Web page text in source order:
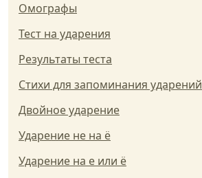
Омографы
Тест на ударения
Результаты теста
Стихи для запоминания ударений
Двойное ударение
Ударение не на ё
Ударение на е или ё